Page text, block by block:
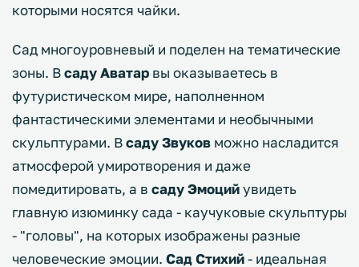
которыми носятся чайки.
Сад многоуровневый и поделен на тематические
зоны. Всаду Аватар вы оказываетесь в
футуристическом мире, наполненном
фантастическими элементами и необычными
скульптурами. Всаду Звуков можно насладится
атмосферой умиротворения и даже
помедитировать, а в саду Эмоцийувидеть
главную изюминку сада - каучуковые скульптуры
- "головы", на которых изображены разные
человеческие эмоции. Сад Стихий- идеальная